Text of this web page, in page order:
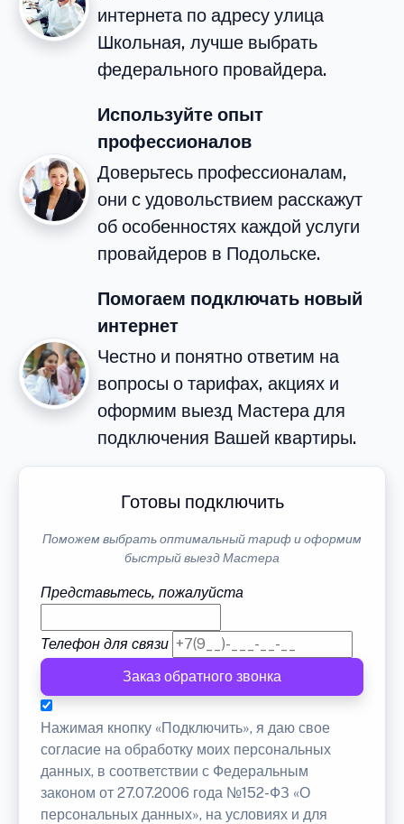
интернета по адресу улица
Школьная, лучше выбрать
федерального провайдера.
Используйте опыт
профессионалов
Доверьтесь профессионалам,
они с удовольствием расскажут
об особенностях каждой услуги
провайдеров в Подольске.
Помогаем подключать новый
интернет
Честно и понятно ответим на
вопросы о тарифах, акциях и
оформим выезд Мастера для
подключения Вашей квартиры.
Готовы подключить
Поможем выбрать оптимальный тариф и оформим
быстрый выезд Мастера
Представьтесь, пожалуйста
Телефон для связи
Заказ обратного звонка
Нажимая кнопку «Подключить», я даю свое
согласие на обработку моих персональных
данных, в соответствии с Федеральным
законом от 27.07.2006 года №152-ФЗ «О
персональных данных», на условиях и для